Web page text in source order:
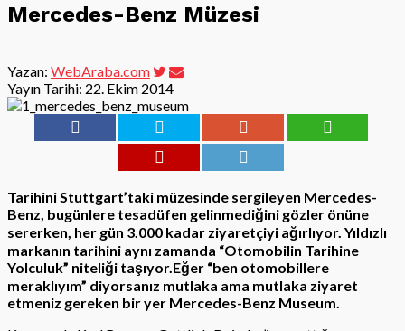
Mercedes-Benz Müzesi
Yazan: WebAraba.com
Yayın Tarihi: 22. Ekim 2014
Tarihini Stuttgart’taki müzesinde sergileyen Mercedes-
Benz, bugünlere tesadüfen gelinmediğini gözler önüne
sererken, her gün 3.000 kadar ziyaretçiyi ağırlıyor. Yıldızlı
markanın tarihini aynı zamanda “Otomobilin Tarihine
Yolculuk” niteliği taşıyor.Eğer “ben otomobillere
meraklıyım” diyorsanız mutlaka ama mutlaka ziyaret
etmeniz gereken bir yer Mercedes-Benz Museum.